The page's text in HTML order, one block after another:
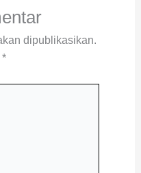
dipublikasikan.
*